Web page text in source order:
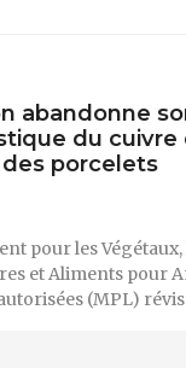
abandonne
du cuivre
porcelets
pour les
et Aliments pour
(MPL)